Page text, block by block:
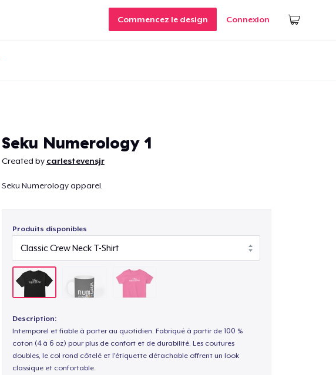
Commencez le design Connexion
Seku Numerology 1
Created by carlestevensjr
Seku Numerology apparel.
Produits disponibles
Description:
Intemporel et fiable à porter au quotidien. Fabriqué à partir de 100 %
coton (4 à 6 oz) pour plus de confort et de durabilité. Les coutures
doubles, le col rond côtelé et l'étiquette détachable offrent un look
classique et confortable.